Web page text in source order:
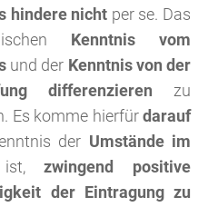
hindere nicht per se. Das
Kenntnis vom
und der Kenntnis von der
differenzieren zu
Es komme hierfürdarauf
der Umstände im
ist,zwingend positive
der Eintragung zu